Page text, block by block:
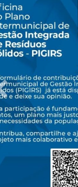
Previous